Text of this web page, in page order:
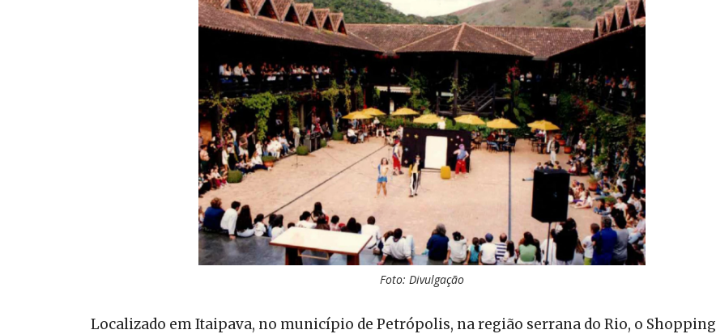
Foto: Divulgação
Localizado em Itaipava, no município de Petrópolis, na região serrana do Rio, o Shopping